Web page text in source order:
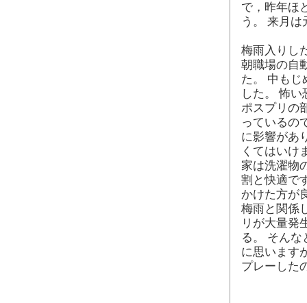
で，昨年ほ
う。 来月
梅雨入りし
朝職場の自
た。 中もじ
した。 怖い
ポスプリの
っているの
に影響があ
くてはいけ
家は洗濯物
割と快適で
かけた方が
梅雨と関係
リが大量発
る。 そん
に思います
プレーした